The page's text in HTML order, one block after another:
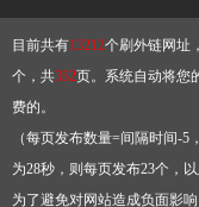
目前共有13212个刷外链网址
个，共332页。系统自动将您
费的。
（每页发布数量=间隔时间-
为28秒，则每页发布23个，
为了避免对网站造成负面影